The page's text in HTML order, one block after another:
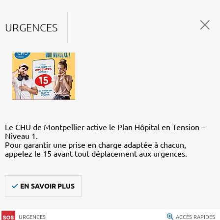
URGENCES
Le CHU de Montpellier active le Plan Hôpital en Tension –
Niveau 1.
Pour garantir une prise en charge adaptée à chacun,
appelez le 15 avant tout déplacement aux urgences.
EN SAVOIR PLUS
URGENCES ACCÈS RAPIDES